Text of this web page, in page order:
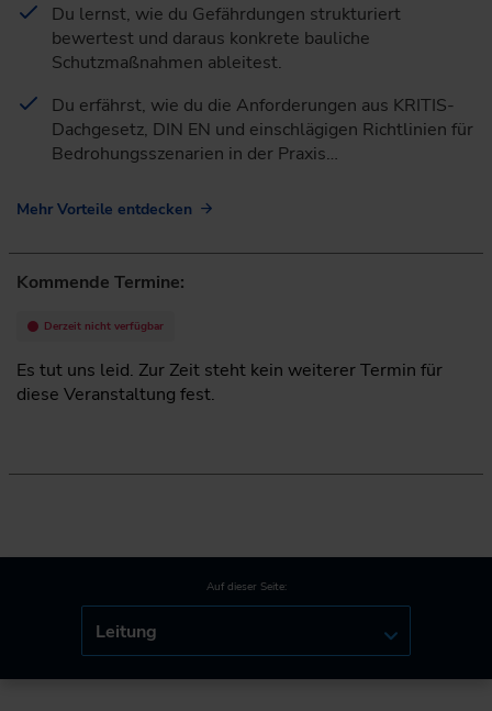
Du lernst, wie du Gefährdungen strukturiert
bewertest und daraus konkrete bauliche
Schutzmaßnahmen ableitest.
Du erfährst, wie du die Anforderungen aus KRITIS-
Dachgesetz, DIN EN und einschlägigen Richtlinien für
Bedrohungsszenarien in der Praxis…
Mehr Vorteile entdecken
Kommende Termine:
Derzeit nicht verfügbar
Es tut uns leid. Zur Zeit steht kein weiterer Termin für
diese Veranstaltung fest.
Auf dieser Seite:
Leitung